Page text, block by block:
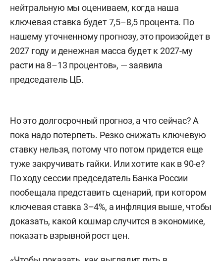
нейтральную мы оцениваем, когда наша
ключевая ставка будет 7,5–8,5 процента. По
нашему уточненному прогнозу, это произойдет в
2027 году и денежная масса будет к 2027-му
расти на 8–13 процентов», — заявила
председатель ЦБ.
Но это долгосрочный прогноз, а что сейчас? А
пока надо потерпеть. Резко снижать ключевую
ставку нельзя, потому что потом придется еще
туже закручивать гайки. Или хотите как в 90-е?
По ходу сессии председатель Банка России
пообещала представить сценарий, при котором
ключевая ставка 3–4%, а инфляция выше, чтобы
доказать, какой кошмар случится в экономике,
показать взрывной рост цен.